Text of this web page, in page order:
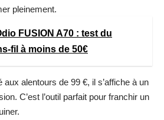
pleinement.
FUSION A70 : test du
fil à moins de 50€
aux alentours de 99 €, il s’affiche à un
C’est l’outil parfait pour franchir un